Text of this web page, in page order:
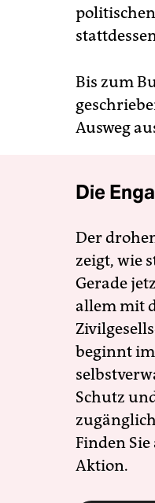
Bis zum
Ausweg
Die
Der
zeigt, wie
Gerade
allem mit
beginnt
Schutz
Finden
Aktion.